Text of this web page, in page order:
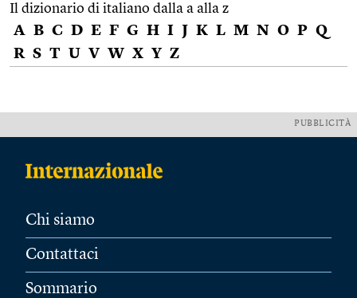
Il dizionario di italiano dalla a alla z
A B C D E F G H I J K L M N O P Q
R S T U V W X Y Z
PUBBLICITÀ
Chi siamo
Contattaci
Sommario